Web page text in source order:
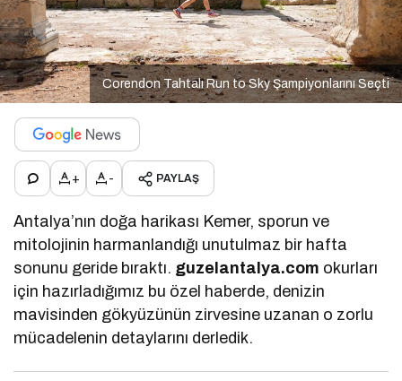
Corendon Tahtalı Run to Sky Şampiyonlarını Seçti
+ - PAYLAŞ
Antalya’nın doğa harikası Kemer, sporun ve
mitolojinin harmanlandığı unutulmaz bir hafta
sonunu geride bıraktı. guzelantalya.com okurları
için hazırladığımız bu özel haberde, denizin
mavisinden gökyüzünün zirvesine uzanan o zorlu
mücadelenin detaylarını derledik.